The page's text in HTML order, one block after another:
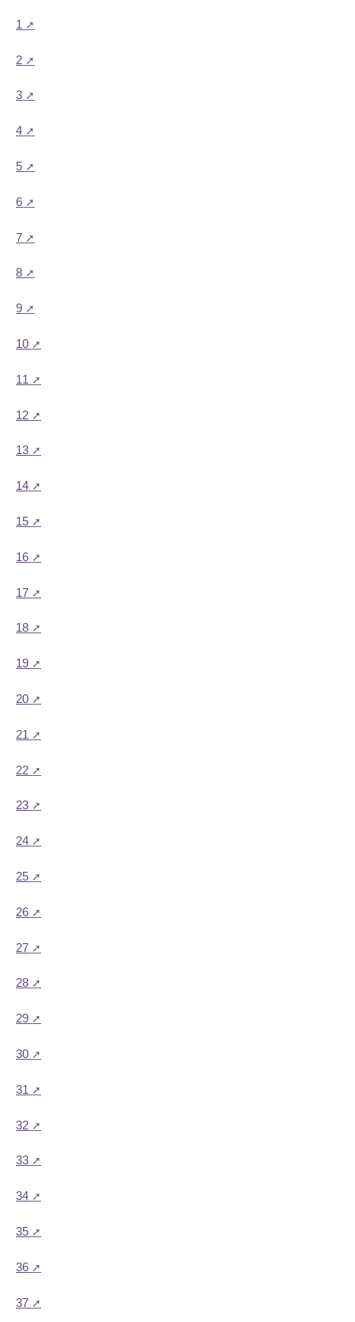
1
2
3
4
5
6
7
8
9
10
11
12
13
14
15
16
17
18
19
20
21
22
23
24
25
26
27
28
29
30
31
32
33
34
35
36
37